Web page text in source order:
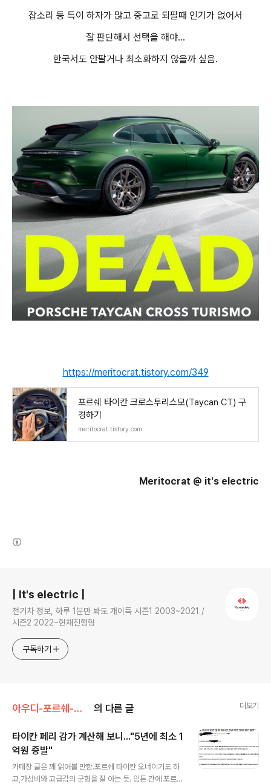
잡소리 등 특이 하자가 많고 중고로 되팔때 인기가 없어서
잘 판단해서 선택을 해야...
한국서도 안팔거나 최소화하지 않을까 싶음.
https://meritocrat.tistory.com/349
포르쉐 타이칸 크로스투리스모(Taycan CT) 구
경하기
meritocrat.tistory.com
Meritocrat @ it's electric
| It's electric |
전기차 정보, 하루 1분만 봐도 개이득 시즌1 2003~2021 /
시즌2 2022~현재진행형
구독하기
아우디-포르쉐-폭스바겐그룹 의 다른 글 더보기
타이칸 페리 감가 계산해 보니..."5년에 최소 1
억원 증발"
카페장 글은 꽤 읽어볼 만함.포르쉐 타이칸 오너이기도 하
고,가성비와 고급감의 균형을 잘 아는 듯. 암튼 간에 포르쉐